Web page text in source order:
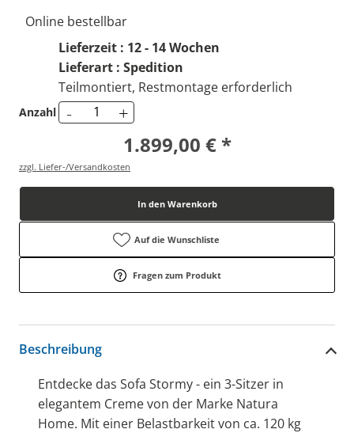
Online bestellbar
Lieferzeit : 12 - 14 Wochen
Lieferart : Spedition
Teilmontiert, Restmontage erforderlich
Anzahl - +
1.899,00 € *
zzgl. Liefer-/Versandkosten
In den Warenkorb
Auf die Wunschliste
Fragen zum Produkt
Beschreibung
Entdecke das Sofa Stormy - ein 3-Sitzer in
elegantem Creme von der Marke Natura
Home. Mit einer Belastbarkeit von ca. 120 kg